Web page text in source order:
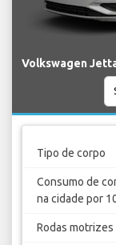
Volkswagen
Tipo de corpo
Consumo de
na cidade por
Rodas motrizes